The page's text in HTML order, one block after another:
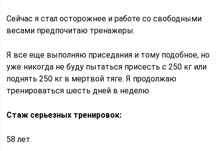
Сейчас я стал осторожнее и работе со свободными
весами предпочитаю тренажеры.
Я все еще выполняю приседания и тому подобное, но
уже никогда не буду пытаться присесть с 250 кг или
поднять 250 кг в мертвой тяге. Я продолжаю
тренироваться шесть дней в неделю.
Стаж серьезных тренировок:
58 лет.